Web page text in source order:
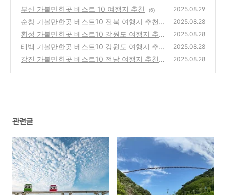
부산 가볼만한곳 베스트 10 여행지 추천 (6) 2025.08.29
순창 가볼만한곳 베스트10 전북 여행지 추천
(7)
2025.08.28
횡성 가볼만한곳 베스트10 강원도 여행지 추
천
(5)
2025.08.28
태백 가볼만한곳 베스트10 강원도 여행지 추
천
(5)
2025.08.28
강진 가볼만한곳 베스트10 전남 여행지 추천 2025.08.28
관련글